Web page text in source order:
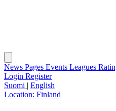
News Pages Events Leagues
Login Register
Suomi | English
Location: Finland